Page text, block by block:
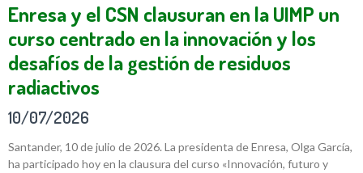
Enresa y el CSN clausuran en la UIMP un
curso centrado en la innovación y los
desafíos de la gestión de residuos
radiactivos
10/07/2026
Santander, 10 de julio de 2026. La presidenta de Enresa, Olga García,
ha participado hoy en la clausura del curso «Innovación, futuro y